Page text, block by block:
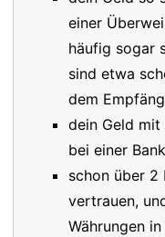
einer
häufig sogar
sind etwa
dem
dein Geld
bei einer
schon über 2
vertrauen,
Währungen